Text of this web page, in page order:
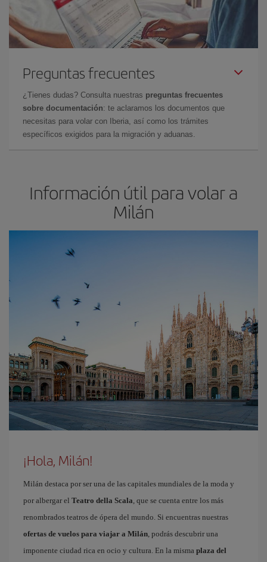
Preguntas frecuentes
¿Tienes dudas? Consulta nuestras preguntas frecuentes
sobre documentación: te aclaramos los documentos que
necesitas para volar con Iberia, así como los trámites
específicos exigidos para la migración y aduanas.
Información útil para volar a
Milán
¡Hola, Milán!
Milán destaca por ser una de las capitales mundiales de la moda y
por albergar el Teatro della Scala, que se cuenta entre los más
renombrados teatros de ópera del mundo. Si encuentras nuestras
ofertas de vuelos para viajar a Milán, podrás descubrir una
imponente ciudad rica en ocio y cultura. En la misma plaza del